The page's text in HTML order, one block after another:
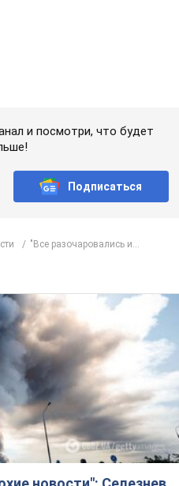
новости": Селезнев
"война складов"
и погрузиться в
эксперт
курсу